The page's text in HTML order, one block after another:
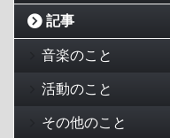
記事
音楽のこと
活動のこと
その他のこと